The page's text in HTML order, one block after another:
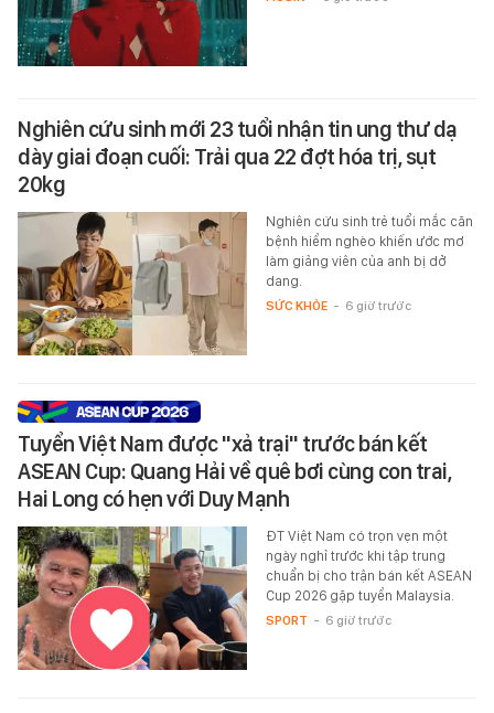
Nghiên cứu sinh mới 23 tuổi nhận tin ung thư dạ
dày giai đoạn cuối: Trải qua 22 đợt hóa trị, sụt
20kg
Nghiên cứu sinh trẻ tuổi mắc căn
bệnh hiểm nghèo khiến ước mơ
làm giảng viên của anh bị dở
dang.
SỨC KHỎE - 6 giờ trước
Tuyển Việt Nam được "xả trại" trước bán kết
ASEAN Cup: Quang Hải về quê bơi cùng con trai,
Hai Long có hẹn với Duy Mạnh
ĐT Việt Nam có trọn vẹn một
ngày nghỉ trước khi tập trung
chuẩn bị cho trận bán kết ASEAN
Cup 2026 gặp tuyển Malaysia.
SPORT - 6 giờ trước